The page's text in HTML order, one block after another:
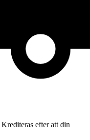
Krediteras efter att din